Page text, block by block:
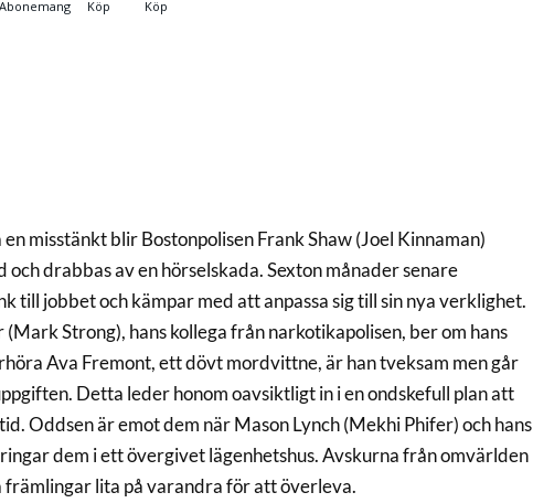
misstänkt blir Bostonpolisen Frank Shaw (Joel Kinnaman)
drabbas av en hörselskada. Sexton månader senare
till jobbet och kämpar med att anpassa sig till sin nya verklighet.
(Mark Strong), hans kollega från narkotikapolisen, ber om hans
Ava Fremont, ett dövt mordvittne, är han tveksam men går
Detta leder honom oavsiktligt in i en ondskefull plan att
Oddsen är emot dem när Mason Lynch (Mekhi Phifer) och hans
dem i ett övergivet lägenhetshus. Avskurna från omvärlden
främlingar lita på varandra för att överleva.